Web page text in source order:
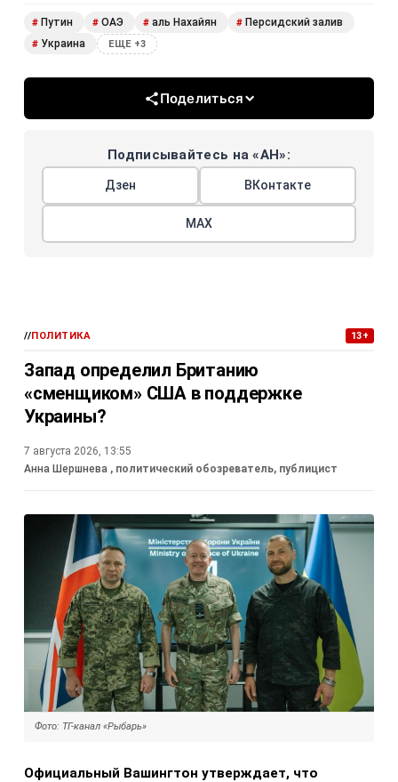
# Путин # ОАЭ # аль Нахайян # Персидский залив
# Украина ЕЩЕ +3
Поделиться
Подписывайтесь на «АН»:
Дзен ВКонтакте
МАХ
//ПОЛИТИКА 13+
Запад определил Британию
«сменщиком» США в поддержке
Украины?
7 августа 2026, 13:55
Анна Шершнева , политический обозреватель, публицист
Фото: ТГ-канал «Рыбарь»
Официальный Вашингтон утверждает, что